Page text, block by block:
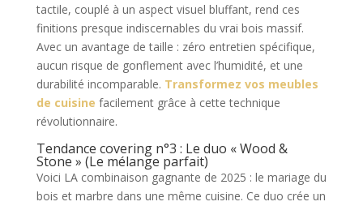
tactile, couplé à un aspect visuel bluffant, rend ces
finitions presque indiscernables du vrai bois massif.
Avec un avantage de taille : zéro entretien spécifique,
aucun risque de gonflement avec l’humidité, et une
durabilité incomparable. Transformez vos meubles
de cuisine facilement grâce à cette technique
révolutionnaire.
Tendance covering n°3 : Le duo « Wood &
Stone » (Le mélange parfait)
Voici LA combinaison gagnante de 2025 : le mariage du
bois et marbre dans une même cuisine. Ce duo crée un